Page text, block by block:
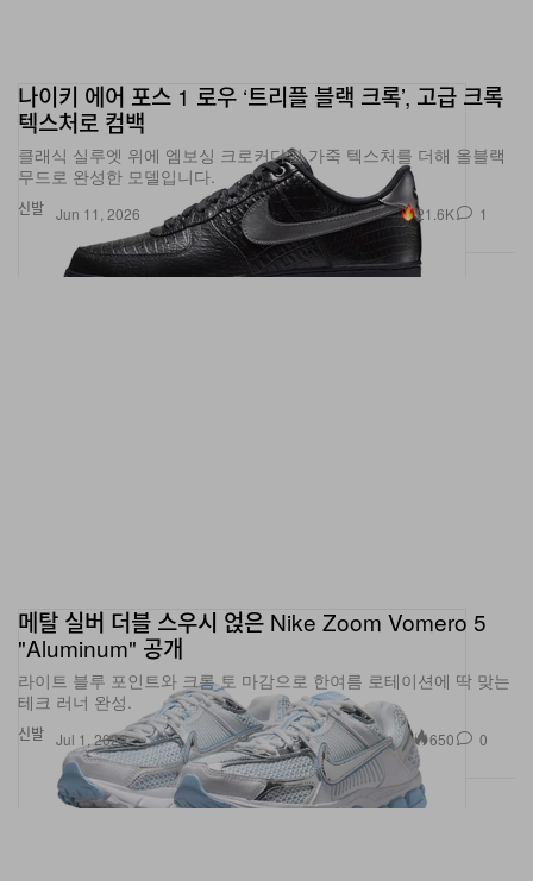
신발
나이키 에어 포스 1 로우 ‘트리플 블랙 크록’, 고급 크록
텍스처로 컴백
클래식 실루엣 위에 엠보싱 크로커다일 가죽 텍스처를 더해 올블랙
무드로 완성한 모델입니다.
Jun 11, 2026 21.6K 1
신발
메탈 실버 더블 스우시 얹은 Nike Zoom Vomero 5
"Aluminum" 공개
라이트 블루 포인트와 크롬 토 마감으로 한여름 로테이션에 딱 맞는
테크 러너 완성.
Jul 1, 2026 650 0